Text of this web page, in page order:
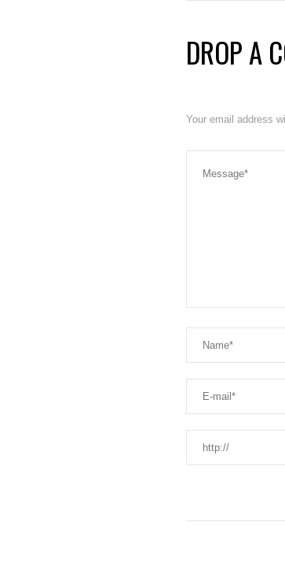
DROP A
Your email address